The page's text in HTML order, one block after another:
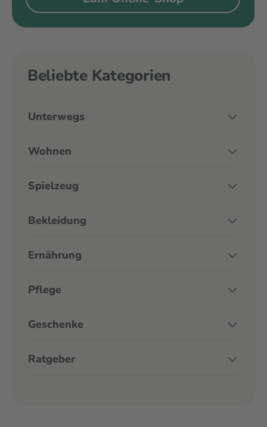
Beliebte Kategorien
Unterwegs
Wohnen
Spielzeug
Bekleidung
Ernährung
Pflege
Geschenke
Ratgeber